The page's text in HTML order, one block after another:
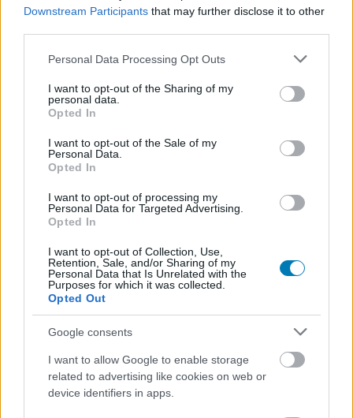
Downstream Participants that may further disclose it to other
Please note that this website/app uses one or more Google
not limited to your visit or usage behaviour. You may click to
grant or deny consent to Google and its third-party tags to
use your data for below specified purposes in below Google
consent section.
Personal Data Processing Opt Outs
I want to opt-out of the Sharing of my
personal data.
Opted In
I want to opt-out of the Sale of my
Personal Data.
Opted In
I want to opt-out of processing my
Personal Data for Targeted Advertising.
Opted In
I want to opt-out of Collection, Use,
Retention, Sale, and/or Sharing of my
Personal Data that Is Unrelated with the
Purposes for which it was collected.
Opted Out
Google consents
I want to allow Google to enable storage
related to advertising like cookies on web or
device identifiers in apps.
A rendezvényen külön panelbeszélgetés foglalkozott a
videojátékokkal is, mivel az eSport már
megkerülhetetlen tényező a műsorszolgáltatók
szempontjából is. Ázsiában már most vannak olyan
csatornák, amik a nap 24 órájában folyamatosan eSport
mutat, hogy hamarosan egyre több országban
megjelenhetnek majd az eSport adók is a klasszikus
sportcsatornák mellett.